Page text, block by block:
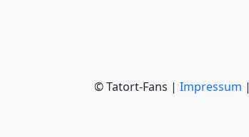
© Tatort-Fans | Impressum |